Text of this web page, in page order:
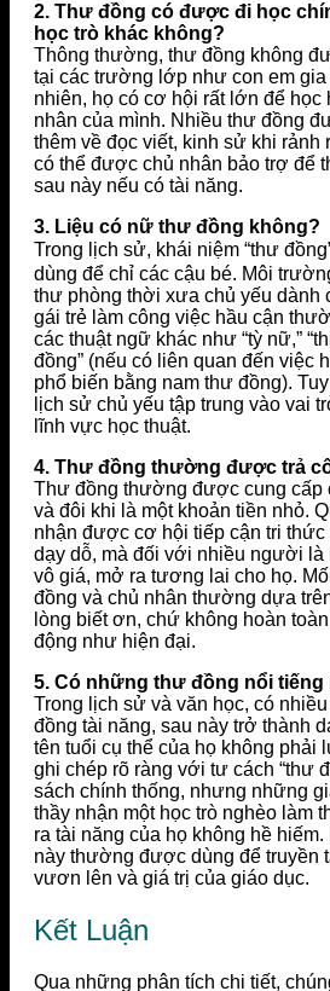
2. Thư đồng có được đi học
học trò khác không?
Thông thường, thư đồng không
tại các trường lớp như con em gia
nhiên, họ có cơ hội rất lớn để học
nhân của mình. Nhiều thư đồng
thêm về đọc viết, kinh sử khi rảnh
có thể được chủ nhân bảo trợ để
sau này nếu có tài năng.
3. Liệu có nữ thư đồng không?
Trong lịch sử, khái niệm “thư
dùng để chỉ các cậu bé. Môi
thư phòng thời xưa chủ yếu dành
gái trẻ làm công việc hầu cận
các thuật ngữ khác như “tỳ nữ,”
đồng” (nếu có liên quan đến việc
phổ biến bằng nam thư đồng).
lịch sử chủ yếu tập trung vào vai
lĩnh vực học thuật.
4. Thư đồng thường được trả
Thư đồng thường được cung cấp
và đôi khi là một khoản tiền nhỏ.
nhận được cơ hội tiếp cận tri
dạy dỗ, mà đối với nhiều người là
vô giá, mở ra tương lai cho họ.
đồng và chủ nhân thường dựa
lòng biết ơn, chứ không hoàn
động như hiện đại.
5. Có những thư đồng nổi
Trong lịch sử và văn học, có
đồng tài năng, sau này trở thành
tên tuổi cụ thể của họ không phải
ghi chép rõ ràng với tư cách “thư
sách chính thống, nhưng những
thầy nhận một học trò nghèo làm
ra tài năng của họ không hề
này thường được dùng để truyền
vươn lên và giá trị của giáo dục.
Kết Luận
Qua những phân tích chi tiết,